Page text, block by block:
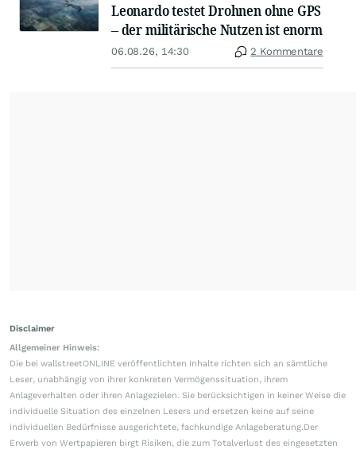
Leonardo testet Drohnen ohne GPS
– der militärische Nutzen ist enorm
06.08.26, 14:30 2 Kommentare
Disclaimer
Allgemeiner Hinweis:
Die bei wallstreetONLINE veröffentlichten Inhalte richten sich an sämtliche
Leser, unabhängig von ihrer konkreten Vermögenssituation, ihrem
Anlageverhalten oder ihren Anlagezielen. Sie berücksichtigen in keiner Weise die
individuelle Situation des einzelnen Lesers und ersetzen keine auf seine
individuellen Bedürfnisse ausgerichtete, fachkundige Anlageberatung.Der
Erwerb von Wertpapieren birgt Risiken, die zum Totalverlust des eingesetzten